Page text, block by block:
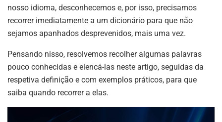
nosso idioma, desconhecemos e, por isso, precisamos
recorrer imediatamente a um dicionário para que não
sejamos apanhados desprevenidos, mais uma vez.
Pensando nisso, resolvemos recolher algumas palavras
pouco conhecidas e elencá-las neste artigo, seguidas da
respetiva definição e com exemplos práticos, para que
saiba quando recorrer a elas.